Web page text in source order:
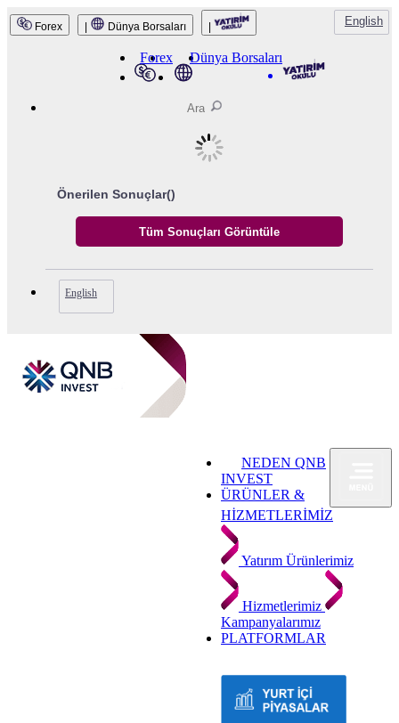
QNB Invest
Forex Dünya Borsaları English
Forex Dünya Borsaları
Önerilen Sonuçlar()
English
NEDEN QNB
INVEST
ÜRÜNLER &
HİZMETLERİMİZ
Yatırım Ürünlerimiz
Hizmetlerimiz
Kampanyalarımız
PLATFORMLAR